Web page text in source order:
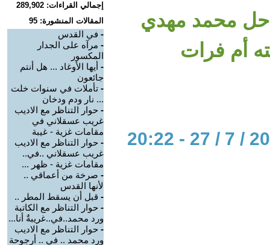
محمد مهدي
أم فرات
إجمالي القراءات: 289,902
المقالات المنشورة: 95
- في القدس
- مرآه على الجدار
المكسور
- أيها الأوغاد ... هل أنتم
جائعون
- تأملات في سنوات خلت
... نار ودم ودخان
- حوار التناظر مع الاديب
غريب عسقلاني في
مقامات غزية - غيبة
- حوار التناظر مع الاديب
غريب عسقلاني ..في..
مقامات غزية - ظهر ...
- صرخة من أعماقي ..
لأنها القدس
- قبل أن يسقط المطر ..
- حوار التناظر مع الكاتبة
ورد محمد..في..غريبةٌ أنا...
- حوار التناظر مع الاديب
ورد محمد .. في .. أرجوحة